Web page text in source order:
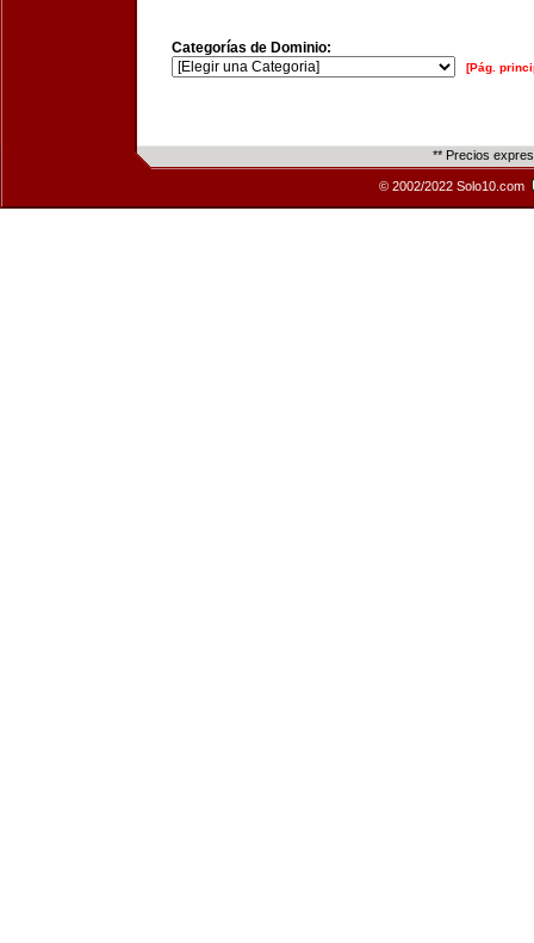
Categorías de Dominio:
[Pág.
** Precios
© 2002/2022 Solo10.com